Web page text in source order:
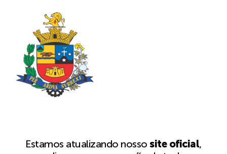
Estamos atualizando nossosite oficial,